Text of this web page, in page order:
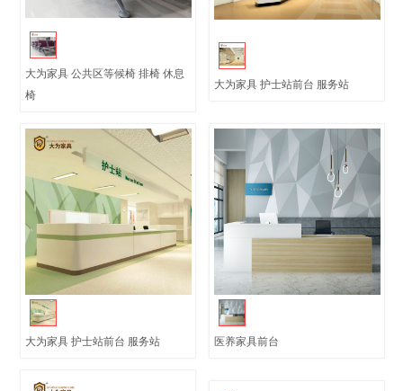
大为家具 公共区等候椅 排椅 休息
椅
大为家具 护士站前台 服务站
大为家具 护士站前台 服务站 医养家具前台